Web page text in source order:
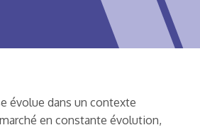
évolue dans un contexte
en constante évolution,